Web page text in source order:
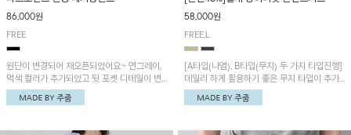
86,000원
FREE
원단이 변경되어 재오픈되었어요~ 연그레이,
먹색 컬러가 추가되었고 뒷 포켓 디테일이 변
경되었습니다~가볍고 시원하게 착용되는 배
기통팬츠! 허리밴딩과 여유로운 통으로 편안해
58,000원
FREE,L
[A타입(나염), B타입(무지) 두 가지 타입진행]
데일리 하게 활용하기 좋은 무지 타입이 추가
되었어요~ 볼륨감 있는 항아리핏 실루엣이 유
니크하며 포켓디테일이 POINT!